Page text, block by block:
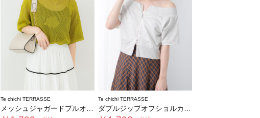
Te chichi TERRASSE
メッシュジャガードプルオーバーニット
Te chichi TERRASSE
ダブルジップオフショルカットトップス